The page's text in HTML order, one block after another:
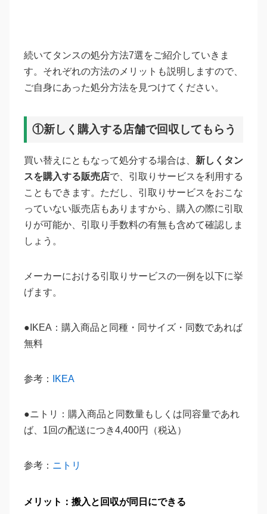
続いてタンスの処分方法7選をご紹介していきま
す。それぞれの方法のメリットも説明しますので、
ご自身にあった処分方法を見つけてください。
①新しく購入する店舗で回収してもらう
買い替えにともなって処分する場合は、 新しくタン
スを購入する販売店で、引取りサービスを利用する
こともできます。ただし、引取りサービスをおこな
っていない販売店もありますから、購入の際に引取
りが可能か、引取り手数料の有無も含めて確認しま
しょう。
メーカーにおける引取りサービスの一例を以下に挙
げます。
●IKEA：購入商品と同種・同サイズ・同数であれば
無料
参考： IKEA
●ニトリ：購入商品と同数量もしくは同容量であれ
ば、1回の配送につき4,400円（税込）
参考： ニトリ
メリット：搬入と回収が同日にできる